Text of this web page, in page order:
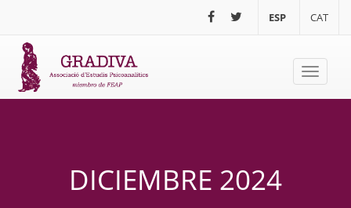
ESP CAT
Toggle
DICIEMBRE 2024